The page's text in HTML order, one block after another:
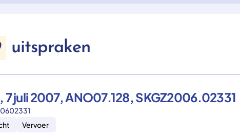
uitspraken
juli 2007, ANO07.128, SKGZ2006.02331
Vervoer